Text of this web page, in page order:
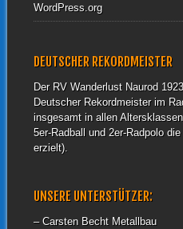
WordPress.org
DEUTSCHER REKORDMEISTER
Der RV Wanderlust Naurod
Deutscher Rekordmeister im
insgesamt in allen
5er-Radball und 2er-Radpolo
erzielt).
UNSERE UNTERSTÜTZER:
– Carsten Becht Metallbau